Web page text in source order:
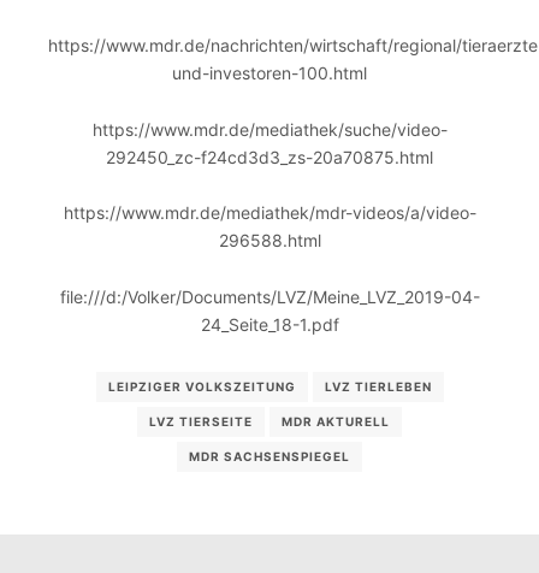
https://www.mdr.de/nachrichten/wirtschaft/regional/
und-investoren-100.html
https://www.mdr.de/mediathek/suche/video-
292450_zc-f24cd3d3_zs-20a70875.html
https://www.mdr.de/mediathek/mdr-videos/a/video-
296588.html
file:///d:/Volker/Documents/LVZ/Meine_LVZ_2019-04-
24_Seite_18-1.pdf
LEIPZIGER VOLKSZEITUNG LVZ TIERLEBEN
LVZ TIERSEITE MDR AKTURELL
MDR SACHSENSPIEGEL